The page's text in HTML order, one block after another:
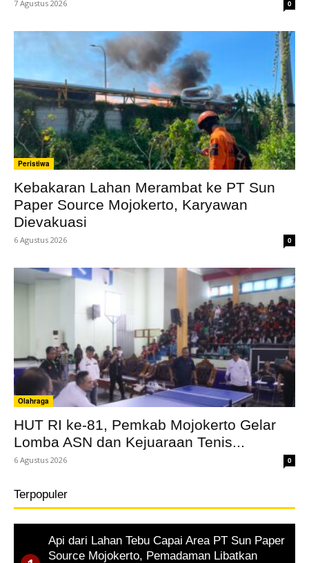
7 Agustus 2026 0
Peristiwa
Kebakaran Lahan Merambat ke PT Sun
Paper Source Mojokerto, Karyawan
Dievakuasi
6 Agustus 2026 0
Olahraga
HUT RI ke-81, Pemkab Mojokerto Gelar
Lomba ASN dan Kejuaraan Tenis...
6 Agustus 2026 0
Terpopuler
Api dari Lahan Tebu Capai Area PT Sun Paper
Source Mojokerto, Pemadaman Libatkan